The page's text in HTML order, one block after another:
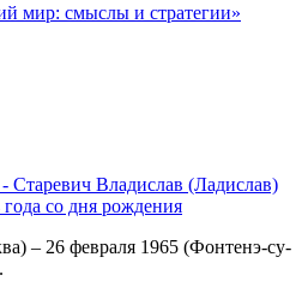
мир: смыслы и стратегии»
- Старевич Владислав (Ладислав)
со дня рождения
– 26 февраля 1965 (Фонтенэ-су-